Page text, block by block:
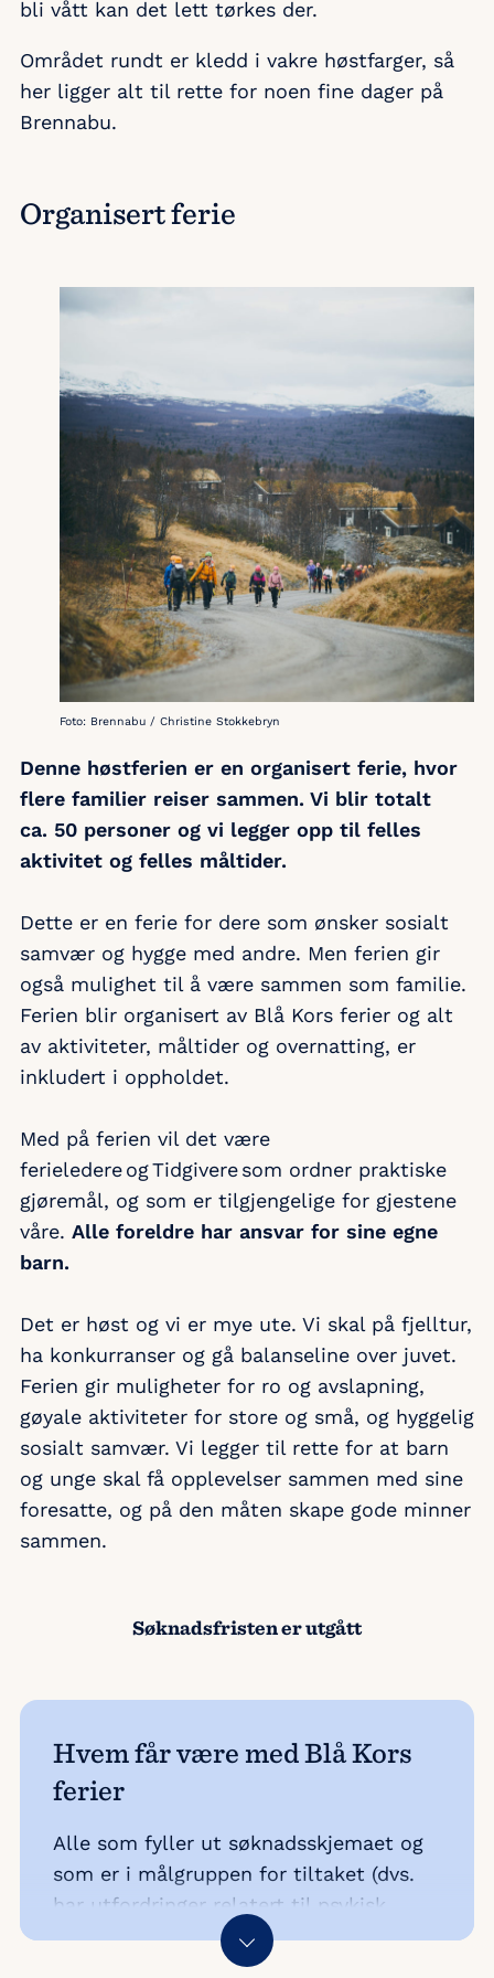
bli vått kan det lett tørkes der.
Området rundt er kledd i vakre høstfarger, så
her ligger alt til rette for noen fine dager på
Brennabu.
Organisert ferie
Foto: Brennabu / Christine Stokkebryn
Denne høstferien er en organisert ferie, hvor
flere familier reiser sammen. Vi blir totalt
ca. 50 personer og vi legger opp til felles
aktivitet og felles måltider.
Dette er en ferie for dere som ønsker sosialt
samvær og hygge med andre. Men ferien gir
også mulighet til å være sammen som familie.
Ferien blir organisert av Blå Kors ferier og alt
av aktiviteter, måltider og overnatting, er
inkludert i oppholdet.
Med på ferien vil det være
ferieledere og Tidgivere som ordner praktiske
gjøremål, og som er tilgjengelige for gjestene
våre. Alle foreldre har ansvar for sine egne
barn.
Det er høst og vi er mye ute. Vi skal på fjelltur,
ha konkurranser og gå balanseline over juvet.
Ferien gir muligheter for ro og avslapning,
gøyale aktiviteter for store og små, og hyggelig
sosialt samvær. Vi legger til rette for at barn
og unge skal få opplevelser sammen med sine
foresatte, og på den måten skape gode minner
sammen.
Søknadsfristen er utgått
Hvem får være med Blå Kors
ferier
Alle som fyller ut søknadsskjemaet og
som er i målgruppen for tiltaket (dvs.
har utfordringer relatert til psykisk
helse, rus eller økonomi) er kvalifiserte
til å være med på ferie med Blå Kors